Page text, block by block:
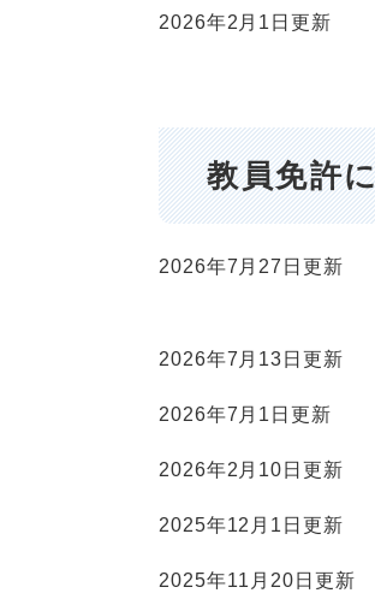
2026年2月1日更新
教員免許
2026年7月27日更新
2026年7月13日更新
2026年7月1日更新
2026年2月10日更新
2025年12月1日更新
2025年11月20日更新